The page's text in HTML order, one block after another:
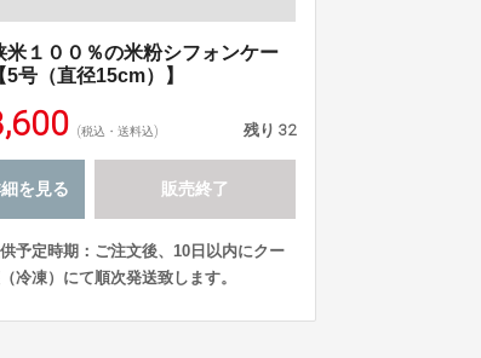
米１００％の米粉シフォンケー
5号（直径15cm）】
(税込・送料込) 残り 32
を見る 販売終了
予定時期：ご注文後、10日以内にクー
冷凍）にて順次発送致します。